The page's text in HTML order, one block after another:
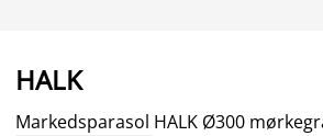
HALK
Markedsparasol HALK Ø300